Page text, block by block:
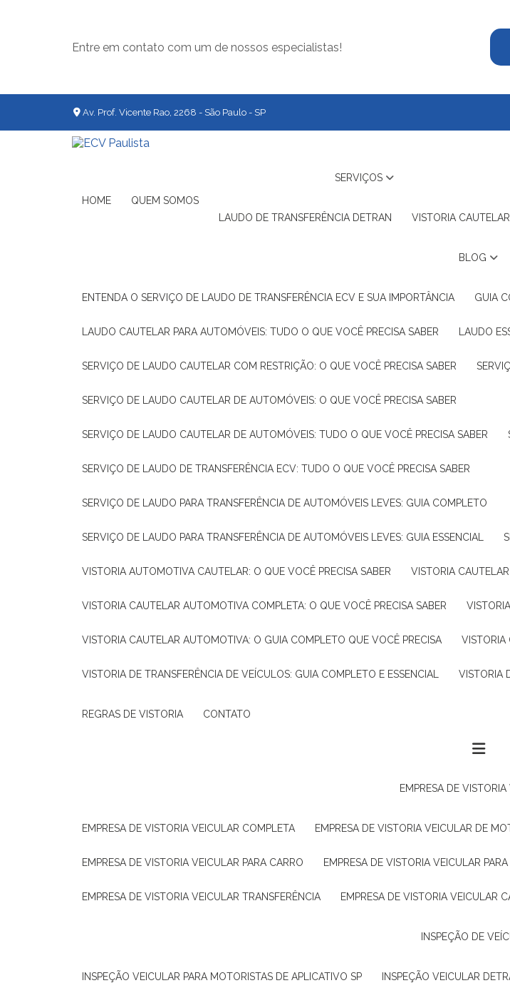
Entre em contato com um de nossos especialistas!
Av. Prof. Vicente Rao, 2268 - São Paulo - SP
HOME QUEM SOMOS
SERVIÇOS
LAUDO DE TRANSFERÊNCIA DETRAN VISTORIA CAUTELAR
BLOG
ENTENDA O SERVIÇO DE LAUDO DE TRANSFERÊNCIA ECV E SUA IMPORTÂNCIA GUIA
LAUDO CAUTELAR PARA AUTOMÓVEIS: TUDO O QUE VOCÊ PRECISA SABER LAUDO
SERVIÇO DE LAUDO CAUTELAR COM RESTRIÇÃO: O QUE VOCÊ PRECISA SABER
SERVIÇO DE LAUDO CAUTELAR DE AUTOMÓVEIS: O QUE VOCÊ PRECISA SABER
SERVIÇO DE LAUDO CAUTELAR DE AUTOMÓVEIS: TUDO O QUE VOCÊ PRECISA SABER
SERVIÇO DE LAUDO DE TRANSFERÊNCIA ECV: TUDO O QUE VOCÊ PRECISA SABER
SERVIÇO DE LAUDO PARA TRANSFERÊNCIA DE AUTOMÓVEIS LEVES: GUIA COMPLETO
SERVIÇO DE LAUDO PARA TRANSFERÊNCIA DE AUTOMÓVEIS LEVES: GUIA ESSENCIAL
VISTORIA AUTOMOTIVA CAUTELAR: O QUE VOCÊ PRECISA SABER VISTORIA
VISTORIA CAUTELAR AUTOMOTIVA COMPLETA: O QUE VOCÊ PRECISA SABER
VISTORIA CAUTELAR AUTOMOTIVA: O GUIA COMPLETO QUE VOCÊ PRECISA
VISTORIA DE TRANSFERÊNCIA DE VEÍCULOS: GUIA COMPLETO E ESSENCIAL
REGRAS DE VISTORIA CONTATO
EMPRESA DE
EMPRESA DE VISTORIA VEICULAR COMPLETA EMPRESA DE VISTORIA VEICULAR DE
EMPRESA DE VISTORIA VEICULAR PARA CARRO EMPRESA DE VISTORIA VEICULAR
EMPRESA DE VISTORIA VEICULAR TRANSFERÊNCIA EMPRESA DE VISTORIA VEICULAR
INSPEÇÃO DE
INSPEÇÃO VEICULAR PARA MOTORISTAS DE APLICATIVO SP INSPEÇÃO VEICULAR